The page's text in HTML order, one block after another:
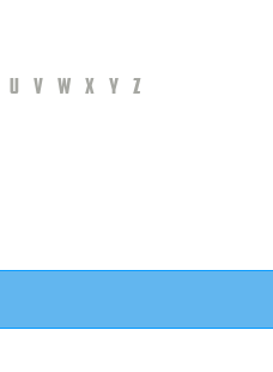
U V W X Y Z